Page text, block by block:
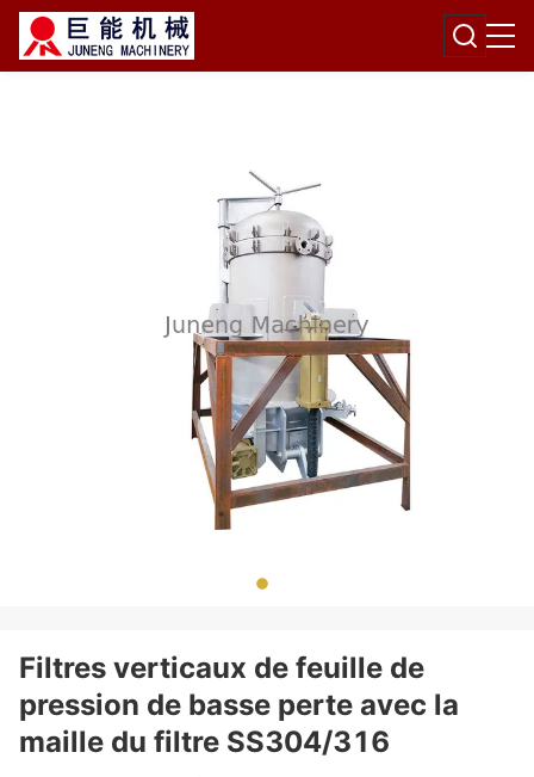
Filtres verticaux de feuille de
pression de basse perte avec la
maille du filtre SS304/316